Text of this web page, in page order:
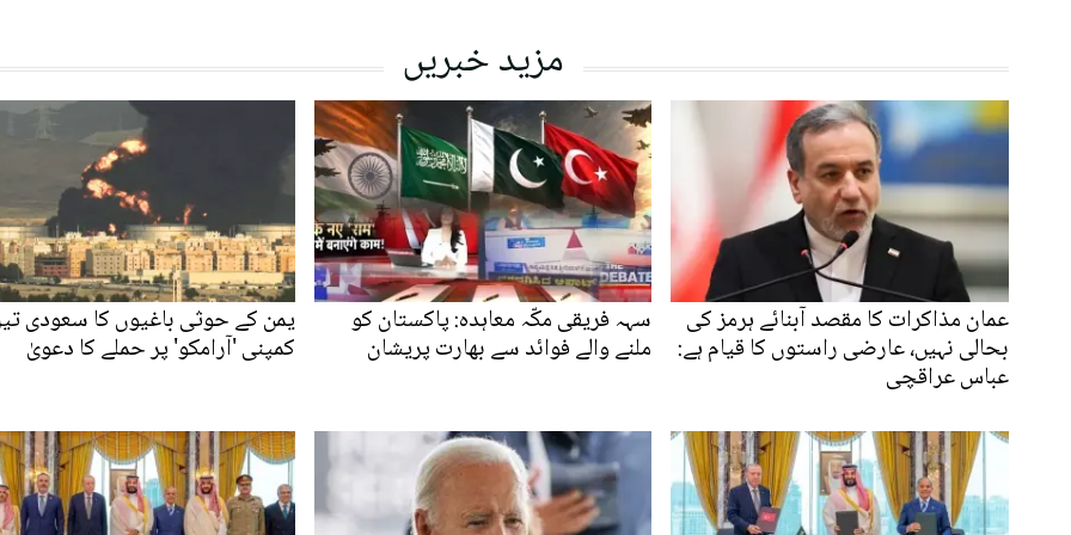
مزید خبریں
عمان مذاکرات کا مقصد آبنائے ہرمز کی
بحالی نہیں، عارضی راستوں کا قیام ہے:
عباس عراقچی
سہہ فریقی مکّہ معاہدہ: پاکستان کو
ملنے والے فوائد سے بھارت پریشان
یمن کے حوثی باغیوں کا سعودی
کمپنی 'آرامکو' پر حملے کا دعویٰ